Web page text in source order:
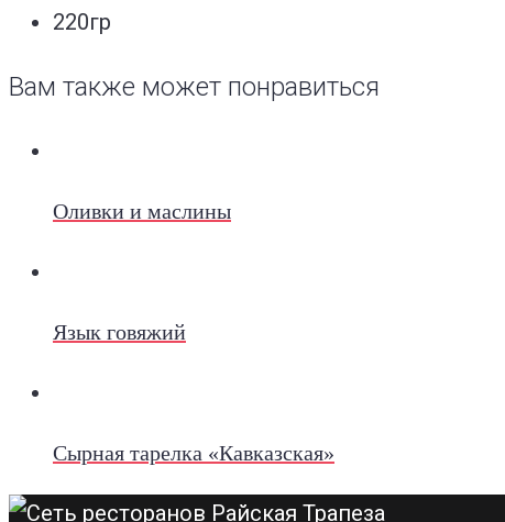
220гр
Вам также может понравиться
Оливки и маслины
Язык говяжий
Сырная тарелка «Кавказская»